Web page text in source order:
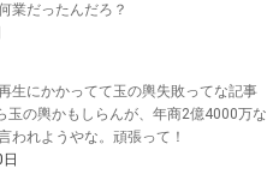
業だったんだろ？
生にかかってて玉の輿失敗ってな記事
玉の輿かもしらんが、年商2億4000万な
われようやな。頑張って！